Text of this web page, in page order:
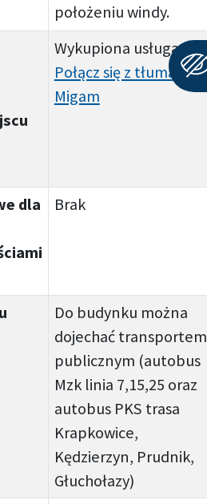
położeniu windy.
Wykupiona usługa:
Połącz się z
Migam
dla
Brak
Do budynku można
dojechać transportem
publicznym (autobus
Mzk linia 7,15,25 oraz
autobus PKS trasa
Krapkowice,
Kędzierzyn, Prudnik,
Głuchołazy)